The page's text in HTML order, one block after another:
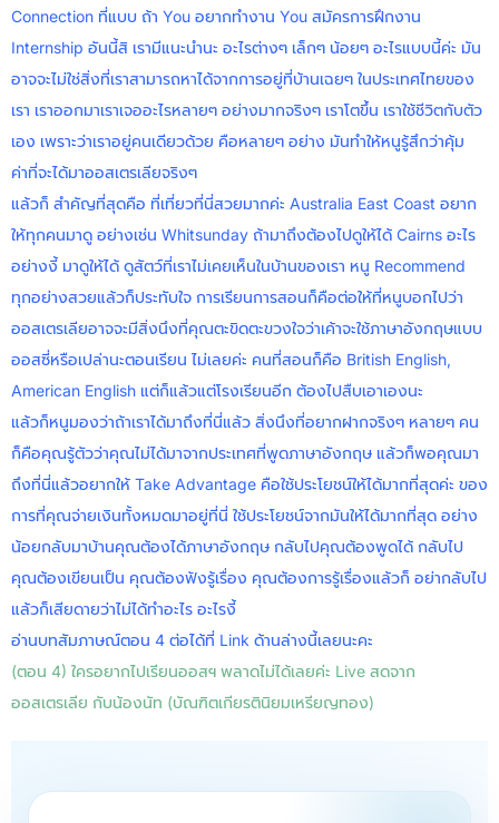
Connection ที่แบบ ถ้า You อยากทำงาน You สมัครการฝึกงาน
Internship อันนี้สิ เรามีแนะนำนะ อะไรต่างๆ เล็กๆ น้อยๆ อะไรแบบนี้ค่ะ มัน
อาจจะไม่ใช่สิ่งที่เราสามารถหาได้จากการอยู่ที่บ้านเฉยๆ ในประเทศไทยของ
เรา เราออกมาเราเจออะไรหลายๆ อย่างมากจริงๆ เราโตขึ้น เราใช้ชีวิตกับตัว
เอง เพราะว่าเราอยู่คนเดียวด้วย คือหลายๆ อย่าง มันทำให้หนูรู้สึกว่าคุ้ม
ค่าที่จะได้มาออสเตรเลียจริงๆ
แล้วก็ สำคัญที่สุดคือ ที่เที่ยวที่นี่สวยมากค่ะ Australia East Coast อยาก
ให้ทุกคนมาดู อย่างเช่น Whitsunday ถ้ามาถึงต้องไปดูให้ได้ Cairns อะไร
อย่างงี้ มาดูให้ได้ ดูสัตว์ที่เราไม่เคยเห็นในบ้านของเรา หนู Recommend
ทุกอย่างสวยแล้วก็ประทับใจ การเรียนการสอนก็คือต่อให้ที่หนูบอกไปว่า
ออสเตรเลียอาจจะมีสิ่งนึงที่คุณตะขิดตะขวงใจว่าเค้าจะใช้ภาษาอังกฤษแบบ
ออสซี่หรือเปล่านะตอนเรียน ไม่เลยค่ะ คนที่สอนก็คือ British English,
American English แต่ก็แล้วแต่โรงเรียนอีก ต้องไปสืบเอาเองนะ
แล้วก็หนูมองว่าถ้าเราได้มาถึงที่นี่แล้ว สิ่งนึงที่อยากฝากจริงๆ หลายๆ คน
ก็คือคุณรู้ตัวว่าคุณไม่ได้มาจากประเทศที่พูดภาษาอังกฤษ แล้วก็พอคุณมา
ถึงที่นี่แล้วอยากให้ Take Advantage คือใช้ประโยชน์ให้ได้มากที่สุดค่ะ ของ
การที่คุณจ่ายเงินทั้งหมดมาอยู่ที่นี่ ใช้ประโยชน์จากมันให้ได้มากที่สุด อย่าง
น้อยกลับมาบ้านคุณต้องได้ภาษาอังกฤษ กลับไปคุณต้องพูดได้ กลับไป
คุณต้องเขียนเป็น คุณต้องฟังรู้เรื่อง คุณต้องการรู้เรื่องแล้วก็ อย่ากลับไป
แล้วก็เสียดายว่าไม่ได้ทำอะไร อะไรงี้
อ่านบทสัมภาษณ์ตอน 4 ต่อได้ที่ Link ด้านล่างนี้เลยนะคะ
(ตอน 4) ใครอยากไปเรียนออสฯ พลาดไม่ได้เลยค่ะ Live สดจาก
ออสเตรเลีย กับน้องนัท (บัณฑิตเกียรตินิยมเหรียญทอง)